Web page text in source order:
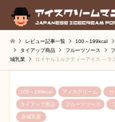
レビュー記事一覧 100～199kcal
タイアップ商品
フルーツソース
城乳業
ロイヤルミルクティーアイス ～ラ
100～199kcal アイスクリーム カ
タイアップ商品 フルーツソース
赤城乳業